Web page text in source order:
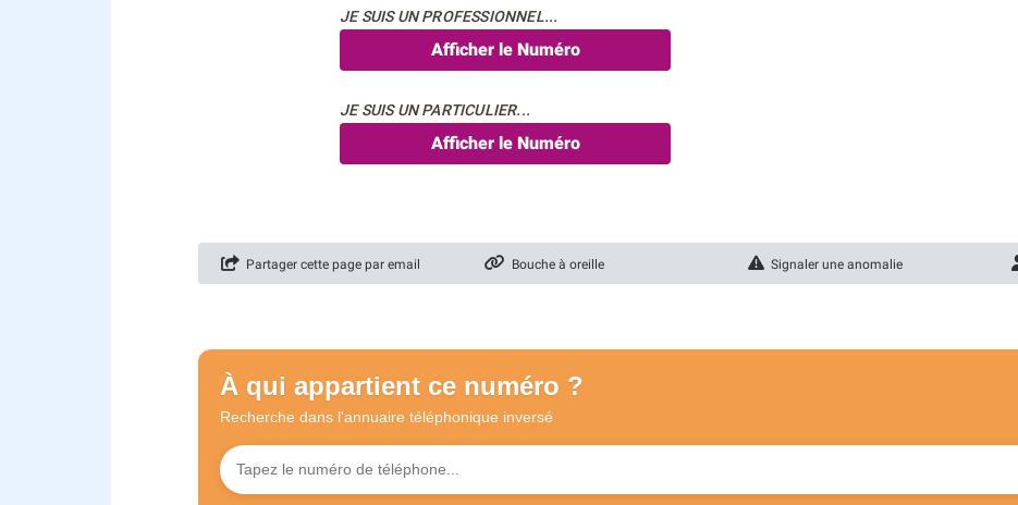
JE SUIS UN PROFESSIONNEL...
Afficher le Numéro
JE SUIS UN PARTICULIER...
Afficher le Numéro
Partager cette page par email Bouche à oreille Signaler une anomalie
À qui appartient ce numéro ?
Recherche dans l'annuaire téléphonique inversé